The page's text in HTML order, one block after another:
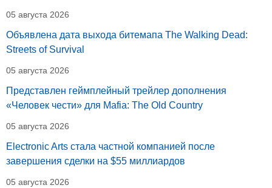
05 августа 2026
Объявлена дата выхода битемапа The Walking Dead:
Streets of Survival
05 августа 2026
Представлен геймплейный трейлер дополнения
«Человек чести» для Mafia: The Old Country
05 августа 2026
Electronic Arts стала частной компанией после
завершения сделки на $55 миллиардов
05 августа 2026